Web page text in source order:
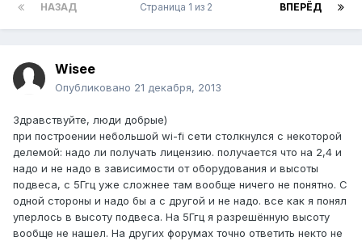
НАЗАД ВПЕРЁД
Страница 1 из 2
Wisee
Опубликовано 21 декабря, 2013
Здравствуйте, люди добрые)
при построении небольшой wi-fi сети столкнулся с некоторой
делемой: надо ли получать лицензию. получается что на 2,4 и
надо и не надо в зависимости от оборудования и высоты
подвеса, с 5Ггц уже сложнее там вообще ничего не понятно. С
одной стороны и надо бы а с другой и не надо. все как я понял
уперлось в высоту подвеса. На 5Ггц я разрешённую высоту
вообще не нашел. На других форумах точно ответить некто не